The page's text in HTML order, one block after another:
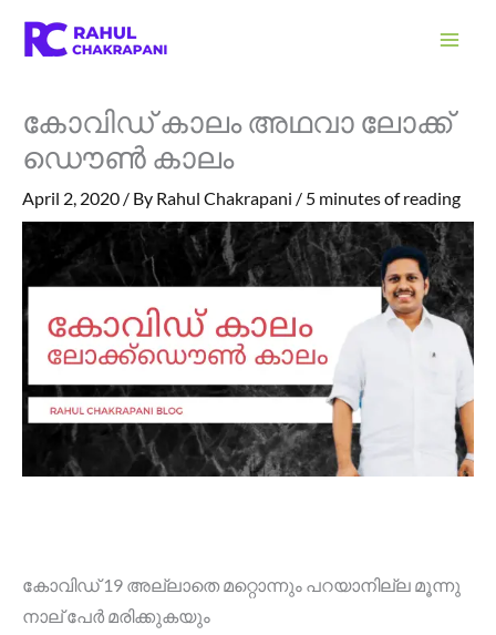
കോവിഡ് കാലം അഥവാ ലോക്ക്
ഡൌൺ കാലം
April 2, 2020 / By Rahul Chakrapani / 5 minutes of reading
കോവിഡ് 19 അല്ലാതെ മറ്റൊന്നും പറയാനില്ല മൂന്നു
നാല് പേർ മരിക്കുകയും
r
c